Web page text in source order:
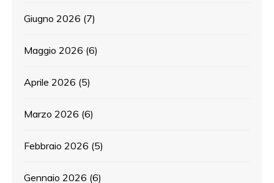
Giugno 2026 (7)
Maggio 2026 (6)
Aprile 2026 (5)
Marzo 2026 (6)
Febbraio 2026 (5)
Gennaio 2026 (6)